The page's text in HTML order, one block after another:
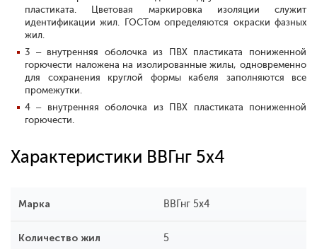
пластиката. Цветовая маркировка изоляции служит
идентификации жил. ГОСТом определяются окраски фазных
жил.
3 – внутренняя оболочка из ПВХ пластиката пониженной
горючести наложена на изолированные жилы, одновременно
для сохранения круглой формы кабеля заполняются все
промежутки.
4 – внутренняя оболочка из ПВХ пластиката пониженной
горючести.
Характеристики ВВГнг 5х4
Марка ВВГнг 5х4
Количество жил 5